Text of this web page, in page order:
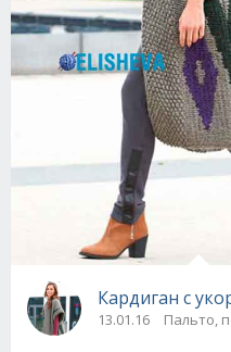
Кардиган с
13.01.16 Пальто,